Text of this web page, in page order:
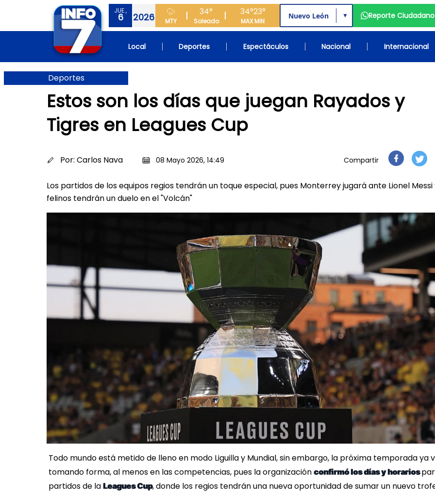
JUE.,
6 2026 MTY
34°
Soleado
34°
MAX
23°
MIN
▼ Reporte Ciudadano
Local Deportes Espectáculos Nacional Internacional
Deportes
Estos son los días que juegan Rayados y
Tigres en Leagues Cup
Por: Carlos Nava 08 Mayo 2026, 14:49 Compartir
Los partidos de los equipos regios tendrán un toque especial, pues Monterrey jugará ante Lionel Messi
felinos tendrán un duelo en el "Volcán"
Todo mundo está metido de lleno en modo Liguilla y Mundial, sin embargo, la próxima temporada ya
tomando forma, al menos en las competencias, pues la organización confirmó los días y horarios
partidos de la Leagues Cup, donde los regios tendrán una nueva oportunidad de sumar un nuevo